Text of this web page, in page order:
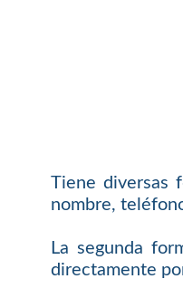
Tiene diversas
nombre,
La segunda
directamente